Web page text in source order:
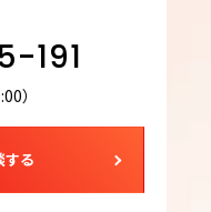
191
）
する